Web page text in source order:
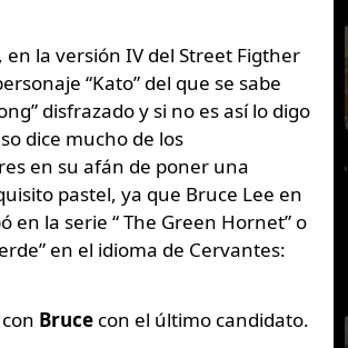
en la versión IV del Street Figther
“Kato” del que se sabe
disfrazado y si no es así lo digo
dice mucho de los
en su afán de poner una
pastel, ya que Bruce Lee en
en la serie “ The Green Hornet” o
en el idioma de Cervantes:
Brucecon el último candidato.